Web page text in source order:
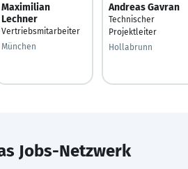
Maximilian
Lechner
Vertriebsmitarbeiter
München
Andreas Gavran
Technischer
Projektleiter
Hollabrunn
Jobs-Netzwerk